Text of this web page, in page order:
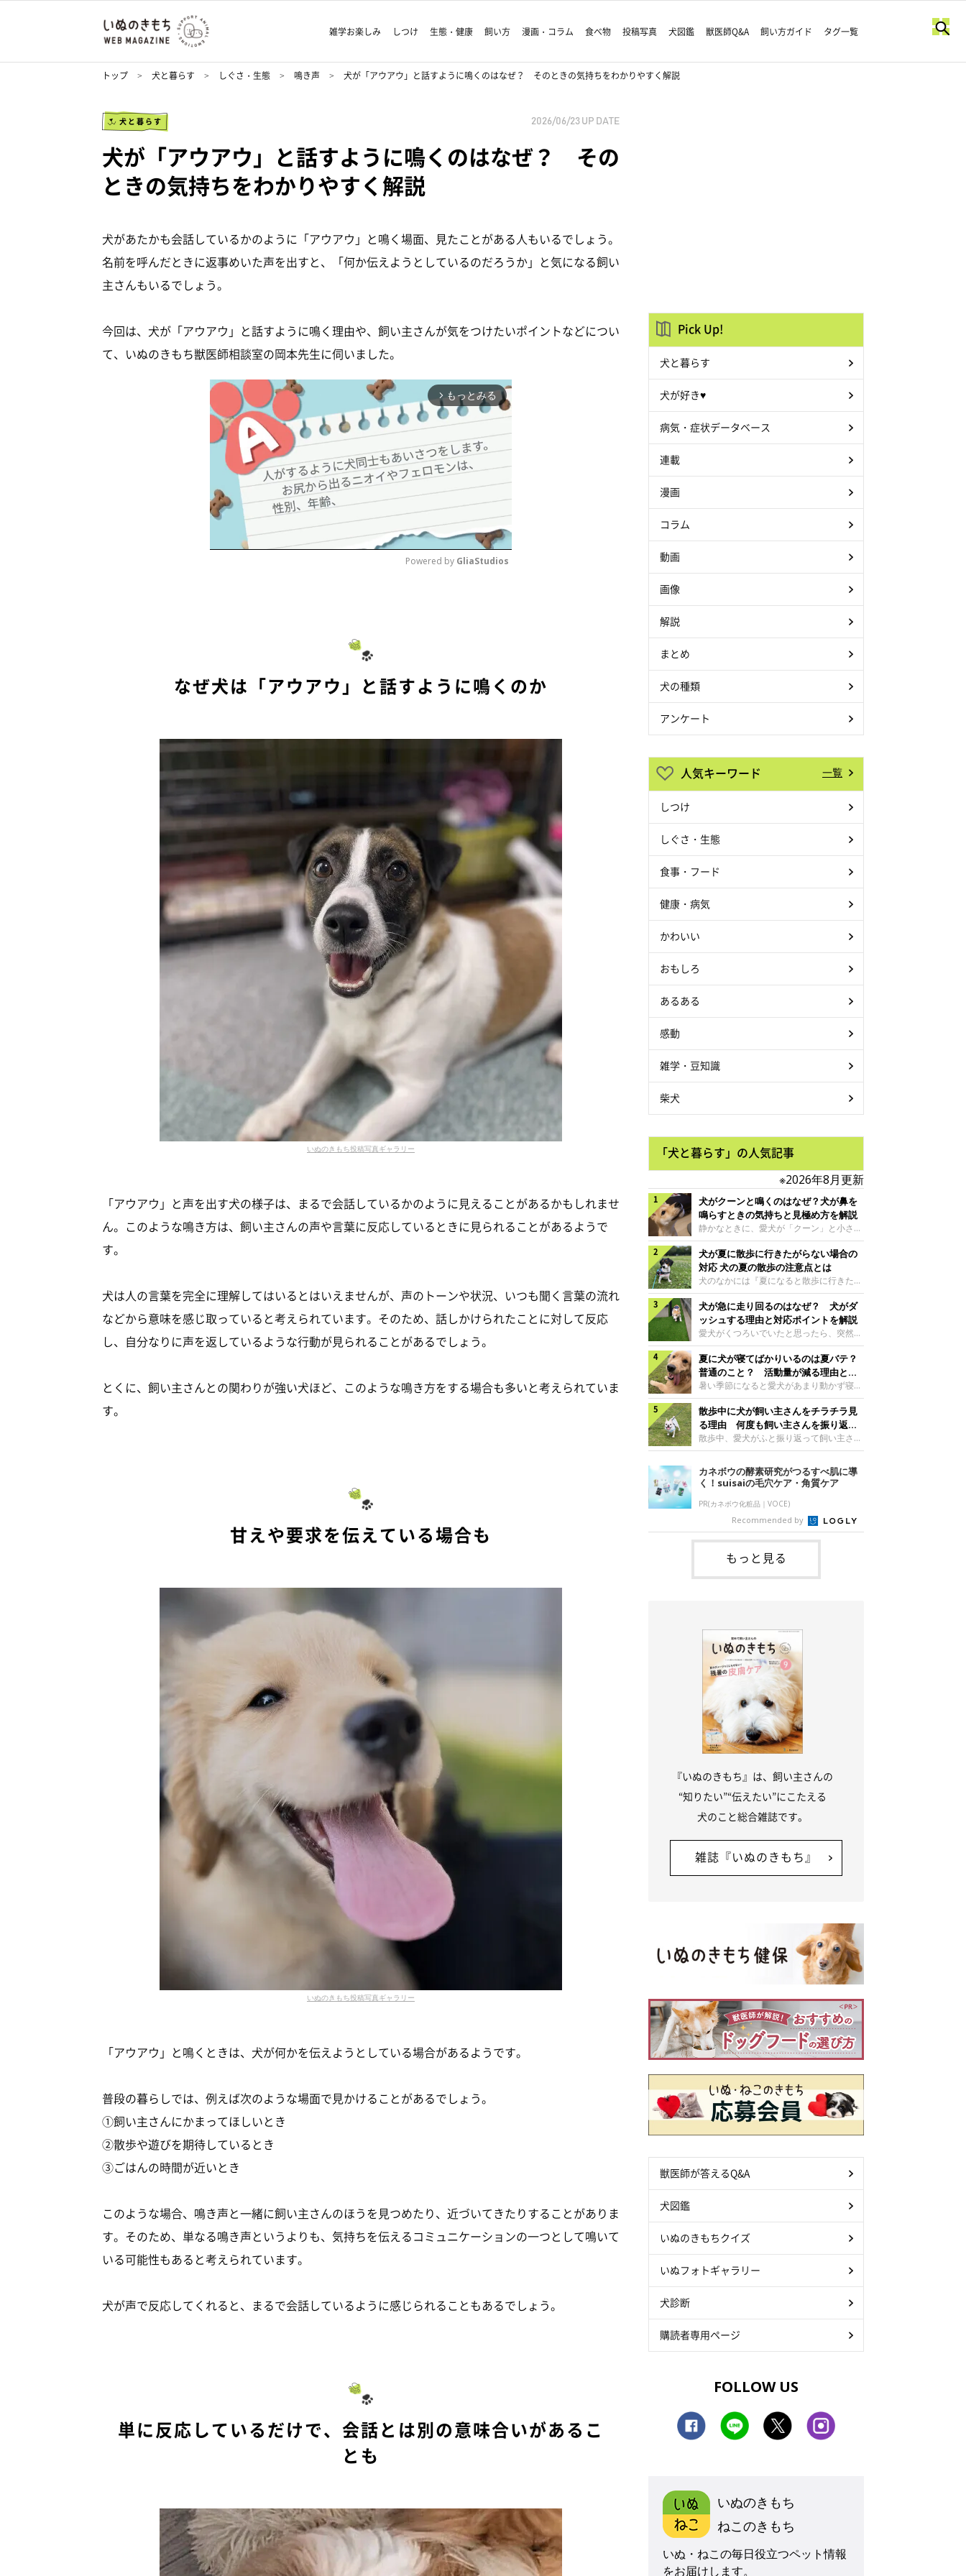
雑学お楽しみ しつけ 生態・健康 飼い方 漫画・コラム 食べ物 投稿写真 犬図鑑 獣医師Q&A 飼い方ガイド タグ一覧
トップ 犬と暮らす しぐさ・生態 鳴き声 犬が「アウアウ」と話すように鳴くのはなぜ？ そのときの気持ちをわかりやすく解説
犬と暮らす 2026/06/23 UP DATE
犬が「アウアウ」と話すように鳴くのはなぜ？ その
ときの気持ちをわかりやすく解説
犬があたかも会話しているかのように「アウアウ」と鳴く場面、見たことがある人もいるでしょう。
名前を呼んだときに返事めいた声を出すと、「何か伝えようとしているのだろうか」と気になる飼い
主さんもいるでしょう。
今回は、犬が「アウアウ」と話すように鳴く理由や、飼い主さんが気をつけたいポイントなどについ
て、いぬのきもち獣医師相談室の岡本先生に伺いました。
arrow_forward_ios もっとみる
Powered by GliaStudios
なぜ犬は「アウアウ」と話すように鳴くのか
いぬのきもち投稿写真ギャラリー
「アウアウ」と声を出す犬の様子は、まるで会話しているかのように見えることがあるかもしれませ
ん。このような鳴き方は、飼い主さんの声や言葉に反応しているときに見られることがあるようで
す。
犬は人の言葉を完全に理解してはいるとはいえませんが、声のトーンや状況、いつも聞く言葉の流れ
などから意味を感じ取っていると考えられています。そのため、話しかけられたことに対して反応
し、自分なりに声を返しているような行動が見られることがあるでしょう。
とくに、飼い主さんとの関わりが強い犬ほど、このような鳴き方をする場合も多いと考えられていま
す。
甘えや要求を伝えている場合も
いぬのきもち投稿写真ギャラリー
「アウアウ」と鳴くときは、犬が何かを伝えようとしている場合があるようです。
普段の暮らしでは、例えば次のような場面で見かけることがあるでしょう。
①飼い主さんにかまってほしいとき
②散歩や遊びを期待しているとき
③ごはんの時間が近いとき
このような場合、鳴き声と一緒に飼い主さんのほうを見つめたり、近づいてきたりすることがありま
す。そのため、単なる鳴き声というよりも、気持ちを伝えるコミュニケーションの一つとして鳴いて
いる可能性もあると考えられています。
犬が声で反応してくれると、まるで会話しているように感じられることもあるでしょう。
単に反応しているだけで、会話とは別の意味合いがあるこ
とも
Pick Up!
犬と暮らす
犬が好き♥
病気・症状データベース
連載
漫画
コラム
動画
画像
解説
まとめ
犬の種類
アンケート
人気キーワード 一覧
しつけ
しぐさ・生態
食事・フード
健康・病気
かわいい
おもしろ
あるある
感動
雑学・豆知識
柴犬
「犬と暮らす」の人気記事
※2026年8月更新
犬がクーンと鳴くのはなぜ？犬が鼻を
鳴らすときの気持ちと見極め方を解説
静かなときに、愛犬が「クーン」と小さく
鳴いたり、鼻を鳴らすような音を出したり
することはありませんか？ 大きく吠える
わけではない分、「不安なの？それとも何
かお願いしているの？」と気になる飼い主
さんもいるかもしれません。今回は、犬が
クーンと鳴く理由や鼻鳴らしの背景、見極
め方と対応のポイントなどについて、いぬ
のきもち獣医師相談室の原 駿太朗先生に
伺いました。クーンと鳴くのはどんな気持
ち？いぬのきもち投稿写真ギャラリー犬が
クーンと小さく鳴くときは、何らかの感情
を伝えようとしている場合があると考えら
れています。大
犬が夏に散歩に行きたがらない場合の
対応 犬の夏の散歩の注意点とは
犬のなかには『夏になると散歩に行きたが
らない、歩かなくなる』『暑い季節は散歩
の気配を察すると涼しい部屋から出ようと
しない』など散歩に行きたがらないコもい
るようです。愛犬の運動をさせてあげたい
のに、散歩に行きたがらない。このような
場合はどう対応すればよいのでしょうか？
「愛犬が夏に散歩に行きたがらない場合の
対応」について、いぬのきもち獣医師相談
室の白山さとこ先生に聞きました。Q.夏に
犬の散歩に行くときの注意点は？ いぬの
きもち投稿写真ギャラリーーー夏に愛犬と
散歩に行くときは、どのようなことに注意
をするとよい
犬が急に走り回るのはなぜ？ 犬がダ
ッシュする理由と対応ポイントを解説
愛犬がくつろいでいたと思ったら、突然部
屋の中を走り回り始める――そんな様子に
驚いたことはありませんか？ 急な動きに
「何が起きているの？」と戸惑う飼い主さ
んも多いでしょう。落ち着いていたはずな
のに、急にスイッチが入ったように見える
と不安になることもあります。今回は、犬
が急に走り回る理由や見極め方などについ
て、いぬのきもち獣医師相談室の岡本りさ
先生に伺いました。犬が急に走り回るのは
ラリー犬が突然走り回る行動は、必ずしも
珍しいものではないと考えられています。
体にたまったエ
夏に犬が寝てばかりいるのは夏バテ？
普通のこと？ 活動量が減る理由と対
策とは
暑い季節になると愛犬があまり動かず寝て
ばかりだと感じる飼い主さんはいません
か？その様子に、愛犬が夏バテで疲れてい
るのか、元気がないのかなど不安に感じる
方もいるのではないかと思います。 で
は、犬が寝てばかりいるときに対処が必要
かを見極める方法はあるのでしょうか？
「犬の活動量が夏に減る理由と対策」につ
いて、いぬのきもち獣医師相談室の山口み
き先生に話を聞きました。Q. 夏に犬の活
動量が減る理由は？ いぬのきもち投稿写
真ギャラリーーー夏に愛犬の活動量が減る
と感じる飼い主さんもいるようです。理由
としてどのようなこ
散歩中に犬が飼い主さんをチラチラ見
る理由 何度も飼い主さんを振り返る
のはなぜ？
散歩中、愛犬がふと振り返って飼い主さん
の様子を確認する…そんな場面に心当たり
はありませんか？ 何度もチラチラ見られ
ると、「何か気になることがあるの？」
「ちゃんと歩けているかな」と不安になる
ことがあるかもしれません。愛犬が歩きな
がら飼い主さんを振り返るしぐさには、ど
んな気持ちが隠れているのでしょうか。今
回は、犬が散歩中に飼い主さんを確認する
理由や注意すべきサインの見極めかた、対
応のポイントなどについて、いぬのきもち
獣医師相談室の原 駿太朗先生に伺いまし
カネボウの酵素研究がつるすべ肌に導
く！suisaiの毛穴ケア・角質ケア
PR(カネボウ化粧品｜VOCE)
Recommended by
もっと見る
『いぬのきもち』は、飼い主さんの
“知りたい”“伝えたい”にこたえる
犬のこと総合雑誌です。
雑誌『いぬのきもち』
獣医師が答えるQ&A
犬図鑑
いぬのきもちクイズ
いぬフォトギャラリー
犬診断
購読者専用ページ
FOLLOW US
いぬのきもち
ねこのきもち
いぬ・ねこの毎日役立つペット情報
をお届けします。